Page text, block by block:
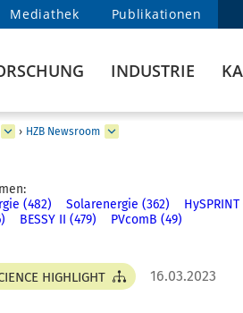
Mediathek Publikationen
INDUSTRIE
› HZB Newsroom
(482)
Solarenergie (362) HySPRINT
BESSY II (479) PVcomB (49)
HIGHLIGHT 16.03.2023